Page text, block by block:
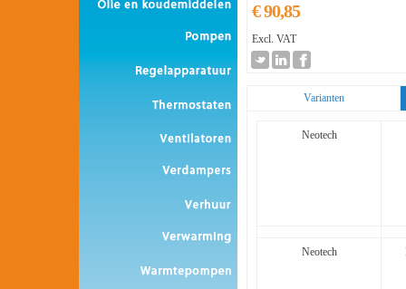
€ 90,85
Excl. VAT
Varianten
Neotech
Neotech